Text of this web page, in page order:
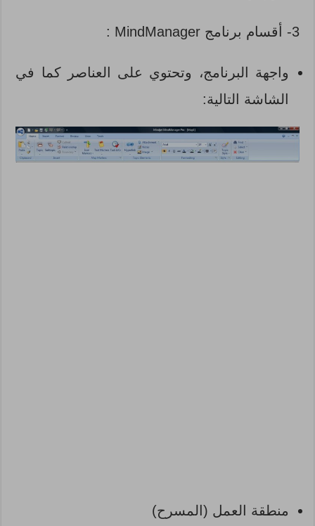
3- أ قسام برنامج MindManager :
واجهة البرنامج، وتحتوي على العناصر كما في
الشاشة التالية:
منطقة العمل (المسرح)